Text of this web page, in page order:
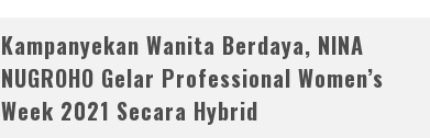
Kampanyekan Wanita Berdaya, NINA
NUGROHO Gelar Professional Women’s
Week 2021 Secara Hybrid